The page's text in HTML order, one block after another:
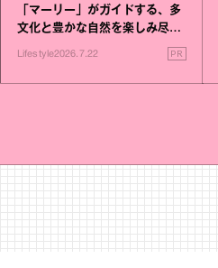
「マーリー」がガイドする、多
文化と豊かな自然を楽しみ尽く
Lifestyle2026.7.22 PR